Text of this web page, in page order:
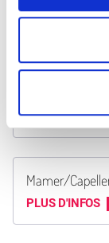
PLUS D'INFOS
Mamer/
PLUS D'INFOS